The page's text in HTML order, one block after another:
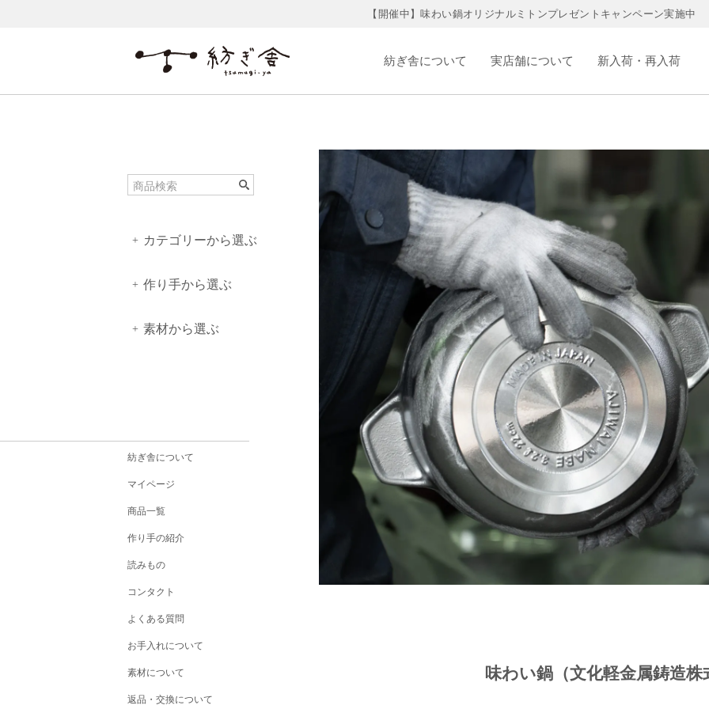
【開催中】味わい鍋オリジナルミトンプレゼントキャンペーン実施中
紡ぎ舎について 実店舗について 新入荷・再入荷
+ カテゴリーから選ぶ
+ 作り手から選ぶ
+ 素材から選ぶ
紡ぎ舎について
マイページ
商品一覧
作り手の紹介
読みもの
コンタクト
よくある質問
お手入れについて
素材について
返品・交換について
味わい鍋（文化軽金属鋳造株